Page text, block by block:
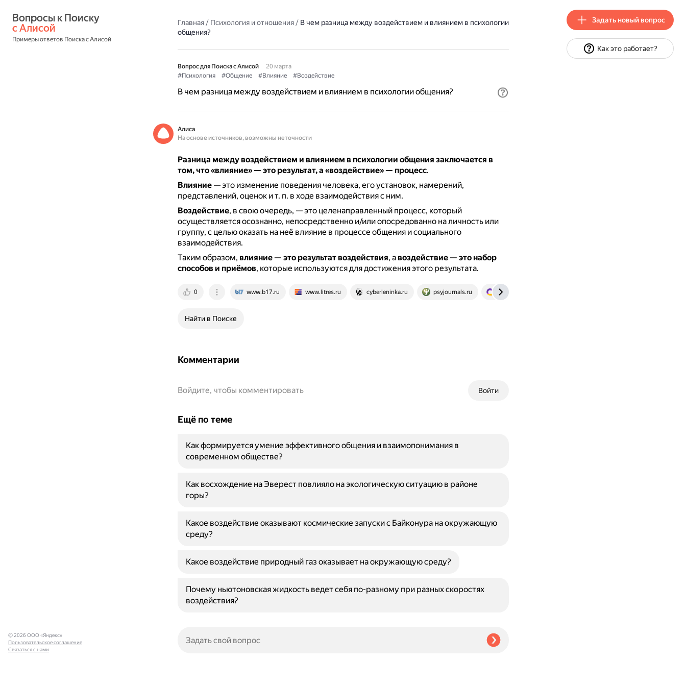
с Алисой
Примеры ответов Поиска с Алисой
Главная/ Психология и отношения/ В чем разница между воздействием и влиянием в психологии
общения?
Вопрос для Поиска с Алисой
20 марта
#Психология
#Общение #Влияние #Воздействие
В чем разница между воздействием и влиянием в психологии общения?
Алиса
На основе источников, возможны неточности
Разница между воздействием и влиянием в психологии общения заключается в
том, что «влияние» — это результат, а «воздействие» — процесс.
Влияние— это изменение поведения человека, его установок, намерений,
представлений, оценок и т. п. в ходе взаимодействия с ним.
Воздействие, в свою очередь, — это целенаправленный процесс, который
осуществляется осознанно, непосредственно и/или опосредованно на личность или
группу, с целью оказать на неё влияние в процессе общения и социального
взаимодействия.
Таким образом, влияние — это результат воздействия, а воздействие — это набор
способов и приёмов, которые используются для достижения этого результата.
0 www.b17.ru www.litres.ru cyberleninka.ru psyjournals.ru spravochnick.ru
Найти в Поиске
Комментарии
Войти
Войдите, чтобы комментировать
Ещё по теме
Как формируется умение эффективного общения и взаимопонимания в
современном обществе?
Как восхождение на Эверест повлияло на экологическую ситуацию в районе
горы?
Какое воздействие оказывают космические запуски с Байконура на окружающую
среду?
Какое воздействие природный газ оказывает на окружающую среду?
Почему ньютоновская жидкость ведет себя по-разному при разных скоростях
воздействия?
© 2026 ООО «Яндекс»
Пользовательское соглашение
Связаться с нами
Задать новый вопрос
Как это работает?